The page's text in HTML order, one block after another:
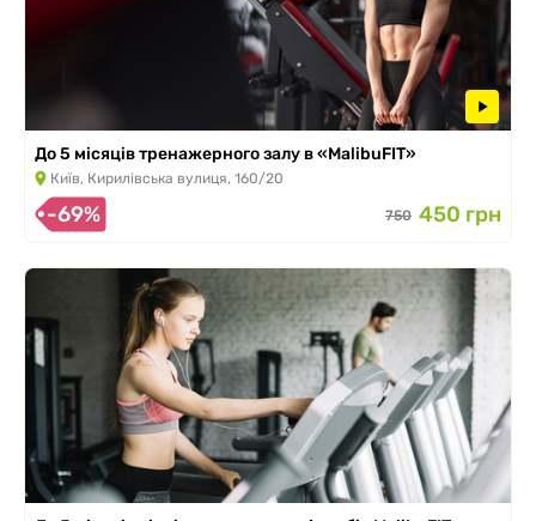
До 5 місяців тренажерного залу в «MalibuFIT»
Київ, Кирилівська вулиця, 160/20
-69% 750 450 грн